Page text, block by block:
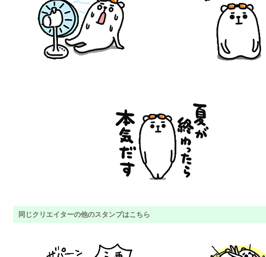
同じクリエイターの他のスタンプはこちら